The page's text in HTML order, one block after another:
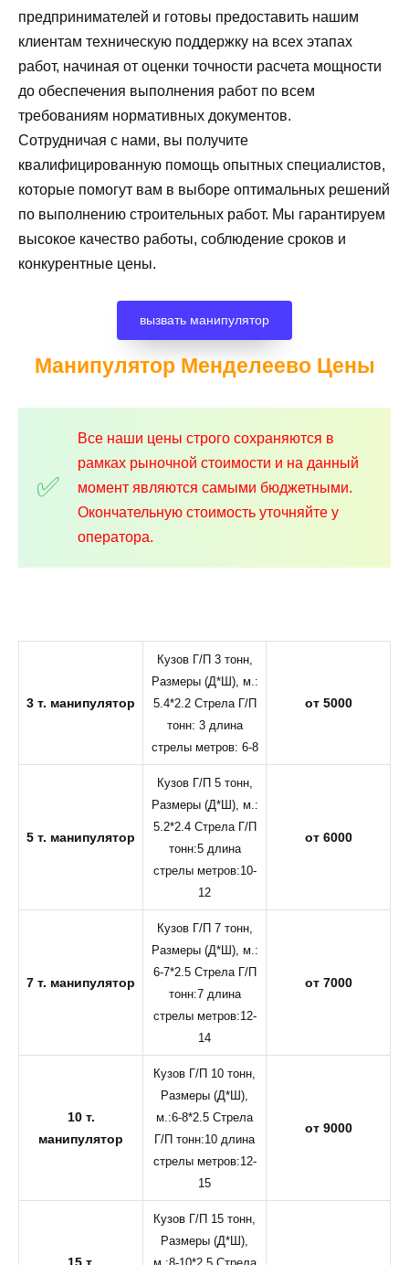
предпринимателей и готовы предоставить нашим
клиентам техническую поддержку на всех этапах
работ, начиная от оценки точности расчета мощности
до обеспечения выполнения работ по всем
требованиям нормативных документов.
Сотрудничая с нами, вы получите
квалифицированную помощь опытных специалистов,
которые помогут вам в выборе оптимальных решений
по выполнению строительных работ. Мы гарантируем
высокое качество работы, соблюдение сроков и
конкурентные цены.
вызвать манипулятор
Манипулятор Менделеево Цены
Все наши цены строго сохраняются в
рамках рыночной стоимости и на данный
момент являются самыми бюджетными.
Окончательную стоимость уточняйте у
оператора.
3 т. манипулятор
Кузов Г/П 3 тонн,
Размеры (Д*Ш), м.:
5.4*2.2 Стрела Г/П
тонн: 3 длина
стрелы метров: 6-8
от 5000
5 т. манипулятор
Кузов Г/П 5 тонн,
Размеры (Д*Ш), м.:
5.2*2.4 Стрела Г/П
тонн:5 длина
стрелы метров:10-
12
от 6000
7 т. манипулятор
Кузов Г/П 7 тонн,
Размеры (Д*Ш), м.:
6-7*2.5 Стрела Г/П
тонн:7 длина
стрелы метров:12-
14
от 7000
10 т.
манипулятор
Кузов Г/П 10 тонн,
Размеры (Д*Ш),
м.:6-8*2.5 Стрела
Г/П тонн:10 длина
стрелы метров:12-
15
от 9000
15 т.
Кузов Г/П 15 тонн,
Размеры (Д*Ш),